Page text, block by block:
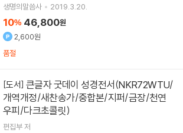
생명의말씀사
2019.3.20.
10% 46,800원
2,600원
품절
[도서]
개역개정/새찬송가/중합본/지퍼/금장/천연
우피/다크초콜릿)
편집부 저